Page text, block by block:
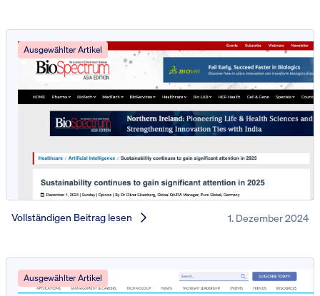
Ausgewählter Artikel
Vollständigen Beitrag lesen 1. Dezember 2024
Ausgewählter Artikel